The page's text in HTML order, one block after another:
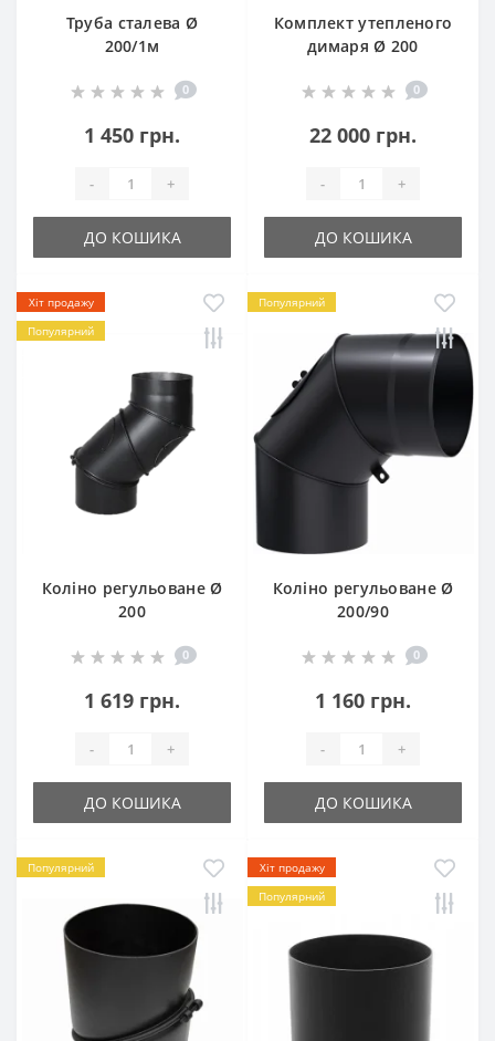
Труба сталева Ø
200/1м
0
1 450 грн.
- +
ДО КОШИКА
Комплект утепленого
димаря Ø 200
0
22 000 грн.
- +
ДО КОШИКА
Хіт продажу
Популярний
Коліно регульоване Ø
200
0
1 619 грн.
- +
ДО КОШИКА
Популярний
Коліно регульоване Ø
200/90
0
1 160 грн.
- +
ДО КОШИКА
Популярний
Хіт продажу
Популярний